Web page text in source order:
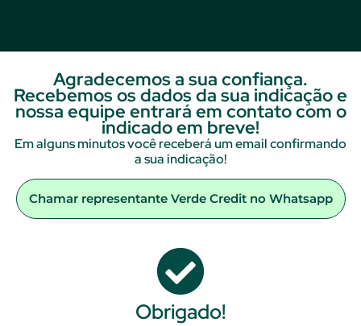
Agradecemos a sua confiança.
Recebemos os dados da sua indicação e
nossa equipe entrará em contato com o
indicado em breve!
Em alguns minutos você receberá um email confirmando
a sua indicação!
Chamar representante Verde Credit no Whatsapp
Obrigado!